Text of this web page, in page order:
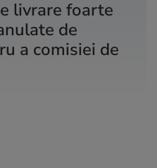
livrare foarte
de
a comisiei de